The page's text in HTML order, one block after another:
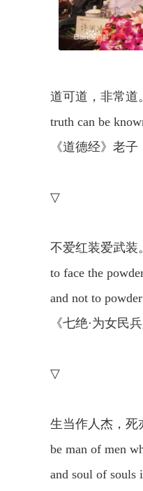
道可道，非常道。
truth can be
《道德经》老子
▽
不爱红装爱武装。
to face the
and not to
《七绝·为女民
▽
生当作人杰，死
be man of men
and soul of souls